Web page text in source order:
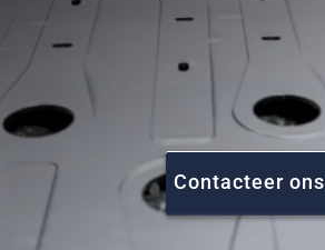
Poederlakken
Projecten
FAQ
Vacatures
Contacteer ons